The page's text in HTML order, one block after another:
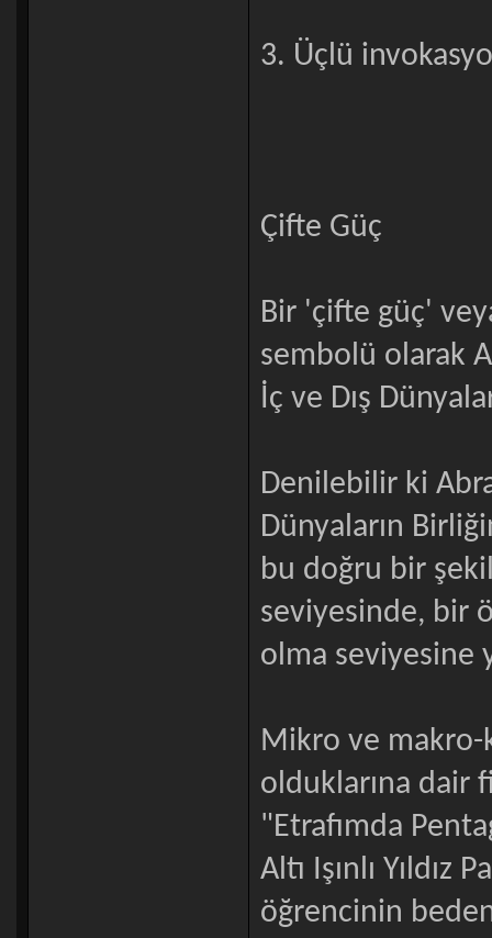
3. Üçlü
Çifte Güç
Bir 'çifte güç'
sembolü olarak
İç ve Dış
Denilebilir ki
Dünyaların
bu doğru bir
seviyesinde, bir
olma seviyesine
Mikro ve makro-
olduklarına dair
"Etrafımda
Altı Işınlı Yıldız
öğrencinin